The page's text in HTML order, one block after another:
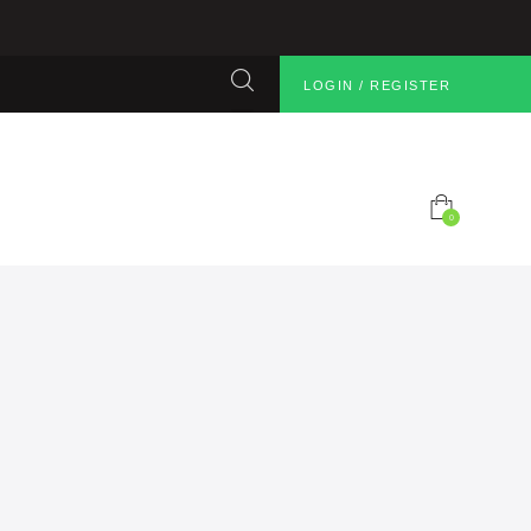
LOGIN / REGISTER
0